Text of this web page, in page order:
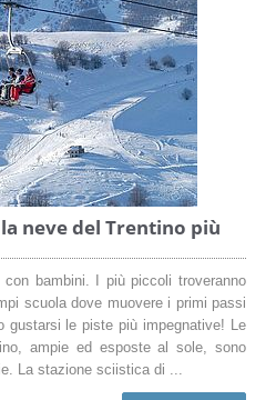
neve del Trentino più
con bambini. I più piccoli troveranno
scuola dove muovere i primi passi
gustarsi le piste più impegnative! Le
ampie ed esposte al sole, sono
La stazione sciistica di ...